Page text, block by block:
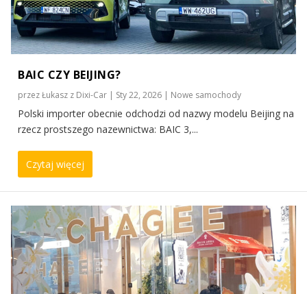
BAIC CZY BEIJING?
przezŁukasz z Dixi-Car | Sty 22, 2026 | Nowe samochody
Polski importer obecnie odchodzi od nazwy modelu Beijing na
rzecz prostszego nazewnictwa: BAIC 3,...
Czytaj więcej